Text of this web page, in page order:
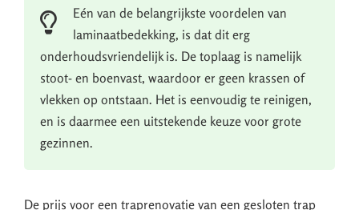
Eén van de belangrijkste voordelen van
laminaatbedekking, is dat dit erg
onderhoudsvriendelijk is. De toplaag is namelijk
stoot- en boenvast, waardoor er geen krassen of
vlekken op ontstaan. Het is eenvoudig te reinigen,
en is daarmee een uitstekende keuze voor grote
gezinnen.
De prijs voor een traprenovatie van een gesloten trap